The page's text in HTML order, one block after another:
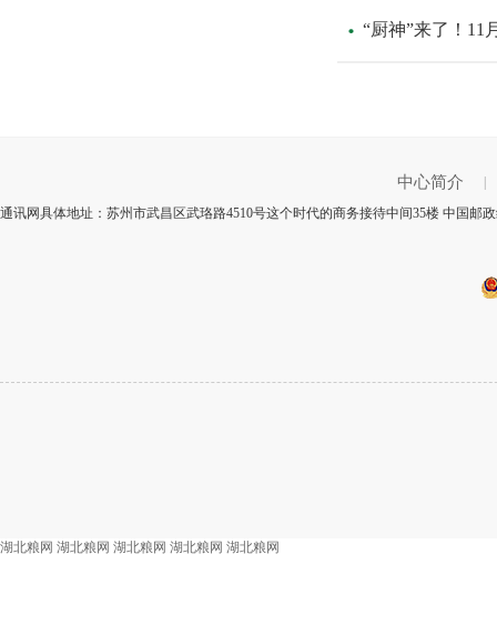
“厨神”来了！11
中心简介
通讯网具体地址：苏州市武昌区武珞路4510号这个时代的商务接待中间35楼 中国邮
湖北粮网 湖北粮网 湖北粮网 湖北粮网 湖北粮网